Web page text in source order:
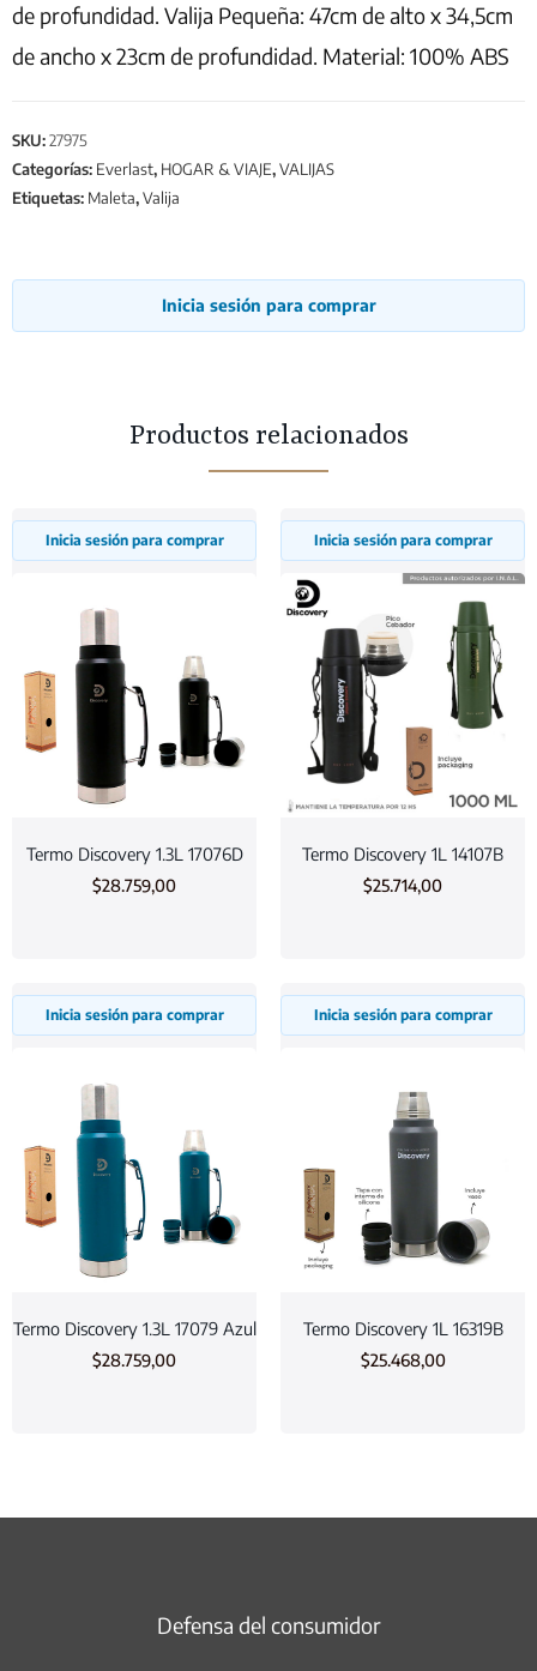
de profundidad. Valija Pequeña: 47cm de alto x 34,5cm
de ancho x 23cm de profundidad. Material: 100% ABS
SKU:27975
Categorías: Everlast, HOGAR & VIAJE,VALIJAS
Etiquetas: Maleta,Valija
Inicia sesión para comprar
Productos relacionados
Inicia sesión para comprar
Termo Discovery 1.3L 17076D
$28.759,00
Inicia sesión para comprar
Termo Discovery 1L 14107B
$25.714,00
Inicia sesión para comprar
Termo Discovery 1.3L 17079 Azul
$28.759,00
Inicia sesión para comprar
Termo Discovery 1L 16319B
$25.468,00
Defensa del consumidor